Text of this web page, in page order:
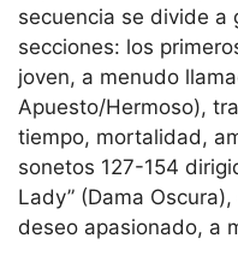
secuencia se divide a
secciones: los
joven, a menudo
Apuesto/Hermoso),
tiempo, mortalidad,
sonetos 127-154
Lady” (Dama
deseo apasionado, a